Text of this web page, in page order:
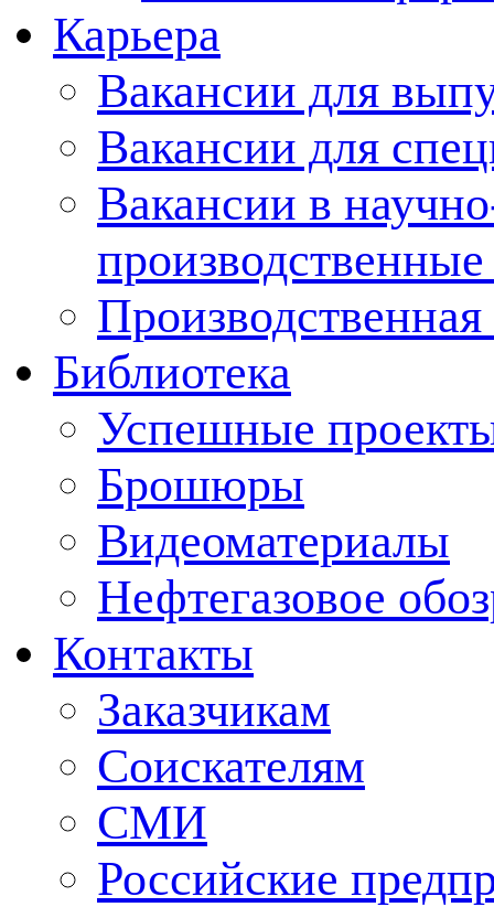
Карьера
Вакансии для
Вакансии для
Вакансии в
Производственная
Библиотека
Успешные
Брошюры
Видеоматериалы
Нефтегазовое
Контакты
Заказчикам
Соискателям
СМИ
Российские